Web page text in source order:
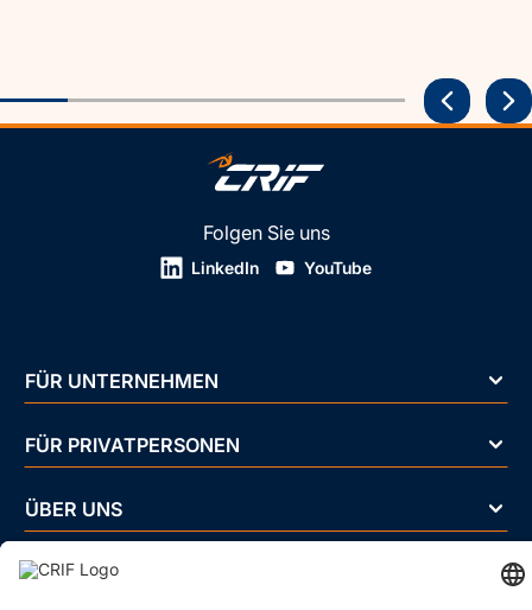
Folgen Sie uns
LinkedIn YouTube
FÜR UNTERNEHMEN
FÜR PRIVATPERSONEN
ÜBER UNS
BRANCHEN